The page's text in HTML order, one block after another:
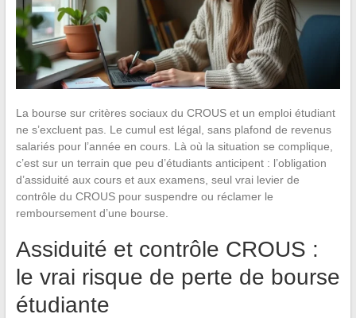
La bourse sur critères sociaux du CROUS et un emploi étudiant
ne s’excluent pas. Le cumul est légal, sans plafond de revenus
salariés pour l’année en cours. Là où la situation se complique,
c’est sur un terrain que peu d’étudiants anticipent : l’obligation
d’assiduité aux cours et aux examens, seul vrai levier de
contrôle du CROUS pour suspendre ou réclamer le
remboursement d’une bourse.
Assiduité et contrôle CROUS :
le vrai risque de perte de bourse
étudiante